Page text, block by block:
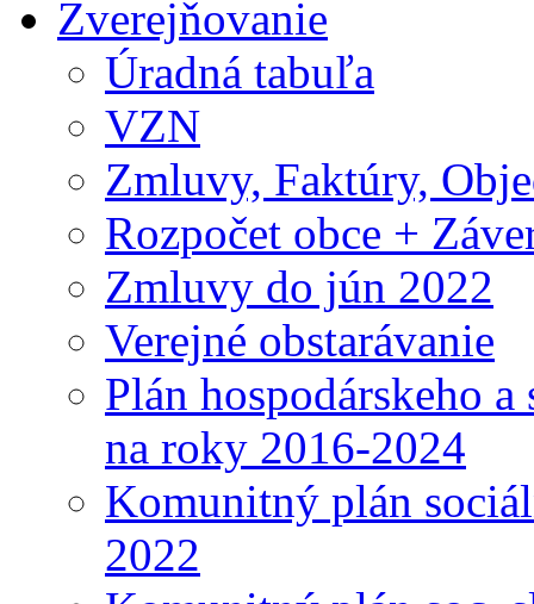
Zverejňovanie
Úradná tabuľa
VZN
Zmluvy, Faktúry,
Rozpočet obce +
Zmluvy do jún 2022
Verejné obstarávanie
Plán hospodárskeho
na roky 2016-2024
Komunitný plán
2022